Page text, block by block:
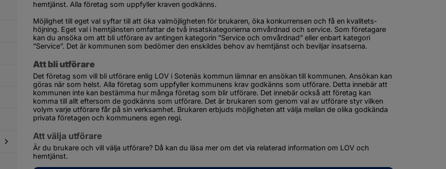
Upphandlinghem­­tjänst. Alla företag som uppfyller kraven godkänns.
Möjlighet till eget val syftar till att öka val­­möjligheten för brukaren, öka konkurrensen och få en kvalitets­­
höjning. Eget val i hem­tjänsten omfattar de två insats­­kategorierna omvårdnad och service. Som företagare
kan du ansöka om att bli utförare av antingen kategorin ”Service och omvårdnad” eller enbart kategori
”Service”. Det är kommunen som bedömer den enskildes behov av hem­­tjänst och beviljar insatserna.
Att bli utförare
Det företag som vill bli utförare enlig LOV i Sotenäs kommun lämnar en ansökan till kommunen. Ansökan kan
göras när som helst. Alla företag som uppfyller kommunens krav godkänns som utförare. Detta innebär att
kommunen inte kan bestämma hur många företag som blir utförare. Det inne­bär också att företag kan
komma till allt eftersom de godkänns som utförare. Det är brukaren som genom val av utförare styr vilken
volym varje utförare får på sin verksamhet. Brukaren erbjuds möjligheten att välja mellan de olika godkända
privata företagen och kommunens egen regi.
Att välja utförare
Är du brukare och vill välja utförare? Då kan du läsa mer om det via relaterad information om LOV och
hemtjänst.